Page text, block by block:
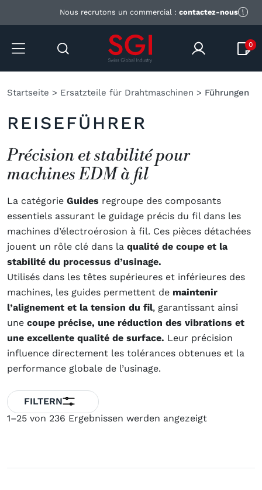
Nous recrutons un commercial : contactez-nous
0
Startseite > Ersatzteile für Drahtmaschinen > Führungen
REISEFÜHRER
Précision et stabilité pour
machines EDM à fil
La catégorie Guides regroupe des composants
essentiels assurant le guidage précis du fil dans les
machines d’électroérosion à fil. Ces pièces détachées
jouent un rôle clé dans la qualité de coupe et la
stabilité du processus d’usinage.
Utilisés dans les têtes supérieures et inférieures des
machines, les guides permettent de maintenir
l’alignement et la tension du fil, garantissant ainsi
une coupe précise, une réduction des vibrations et
une excellente qualité de surface. Leur précision
influence directement les tolérances obtenues et la
performance globale de l’usinage.
FILTERN
1–25 von 236 Ergebnissen werden angezeigt